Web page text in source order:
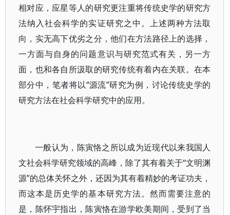
相对应，应星等人的研究更注重将传统史学的研究方
法纳入社会科学的实证研究之中。上述两种方法取
向，实无高下优劣之分，他们在方法路径上的选择，
一方面与自身的问题意识与研究范式有关，另一方
面，也和各自所汲取的研究传统有着内在关联。在本
部分中，笔者将以“源流”研究为例，讨论传统史学的
研究方法在社会科学研究中的应用。
一般认为，陈寅恪之所以成为近现代以来我国人
文社会科学研究领域的高峰，除了其有着关于“文明渊
源”的总体关怀之外，还因为其有着精妙的考证功夫，
而这本是历史学的基本研究方法。然而需要注意的
是，陈怀宇指出，陈寅恪在游学欧美期间，受到了当